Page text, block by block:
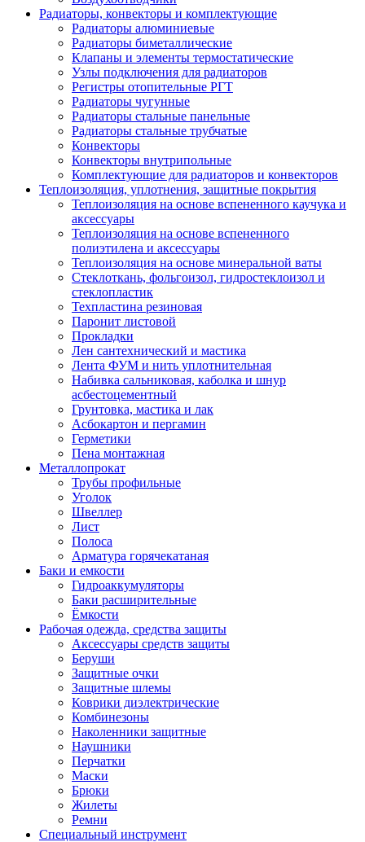
Радиаторы, конвекторы и комплектующие
Радиаторы алюминиевые
Радиаторы биметаллические
Клапаны и элементы термостатические
Узлы подключения для радиаторов
Регистры отопительные РГТ
Радиаторы чугунные
Радиаторы стальные панельные
Радиаторы стальные трубчатые
Конвекторы
Конвекторы внутрипольные
Комплектующие для радиаторов и конвекторов
Теплоизоляция, уплотнения, защитные покрытия
Теплоизоляция на основе вспененного каучука и
аксессуары
Теплоизоляция на основе вспененного
полиэтилена и аксессуары
Теплоизоляция на основе минеральной ваты
Стеклоткань, фольгоизол, гидростеклоизол и
стеклопластик
Техпластина резиновая
Паронит листовой
Прокладки
Лен сантехнический и мастика
Лента ФУМ и нить уплотнительная
Набивка сальниковая, каболка и шнур
асбестоцементный
Грунтовка, мастика и лак
Асбокартон и пергамин
Герметики
Пена монтажная
Металлопрокат
Трубы профильные
Уголок
Швеллер
Лист
Полоса
Арматура горячекатаная
Баки и емкости
Гидроаккумуляторы
Баки расширительные
Ёмкости
Рабочая одежда, средства защиты
Аксессуары средств защиты
Беруши
Защитные очки
Защитные шлемы
Коврики диэлектрические
Комбинезоны
Наколенники защитные
Наушники
Перчатки
Маски
Брюки
Жилеты
Ремни
Специальный инструмент